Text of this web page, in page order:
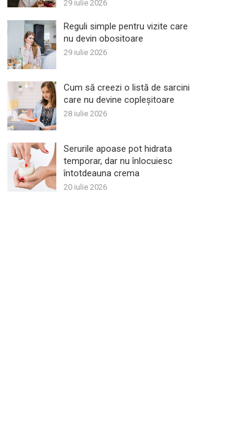
29 iulie 2026
Reguli simple pentru vizite care
nu devin obositoare
29 iulie 2026
Cum să creezi o listă de sarcini
care nu devine copleșitoare
28 iulie 2026
Serurile apoase pot hidrata
temporar, dar nu înlocuiesc
întotdeauna crema
20 iulie 2026